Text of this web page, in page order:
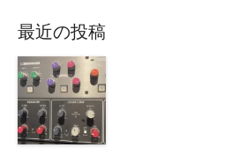
最近の投稿